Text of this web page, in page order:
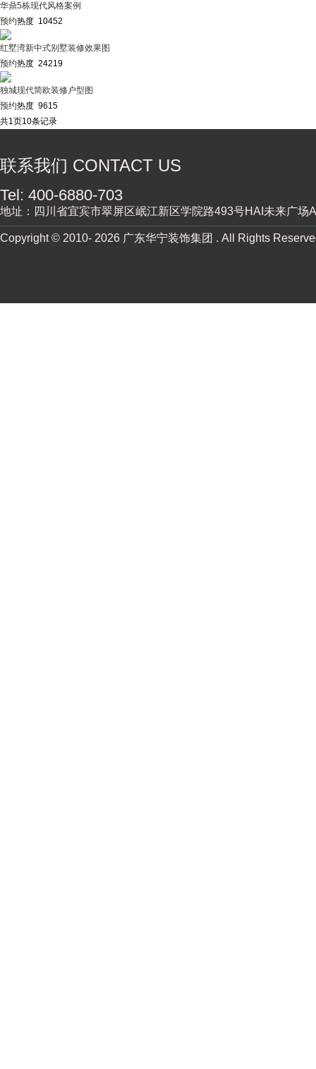
华鼎5栋现代风格案例
预约热度 10452
红墅湾新中式别墅装修效果图
预约热度 24219
独城现代简欧装修户型图
预约热度 9615
共1页10条记录
联系我们 CONTACT US
Tel: 400-6880-703
地址：四川省宜宾市翠屏区岷江新区学院路493号HAI未来广场
Copyright © 2010- 2026 广东华宁装饰集团 . All Rights